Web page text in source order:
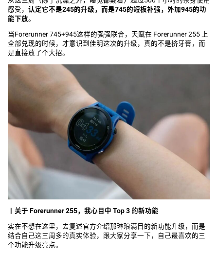
感受， 认定它不是245的升级，而是745的短板补强，外加945的功
能下放。
当Forerunner 745+945这样的强强联合，天赋在 Forerunner 255 上
全部兑现的时候，才意识到佳明这次的升级，真的不是挤牙膏，而
是直接放了个大招。
关于 Forerunner 255，我心目中 Top 3 的新功能
实在不想在这里，去复述官方介绍那琳琅满目的新功能升级，而是
结合自己这三周多的真实体验，跟大家分享一下，自己最喜欢的三
个功能升级亮点。